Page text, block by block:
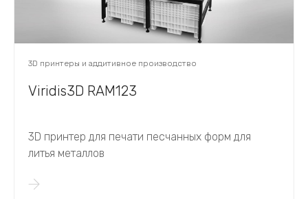
3D принтеры и аддитивное производство
Viridis3D RAM123
3D принтер для печати песчанных форм для
литья металлов